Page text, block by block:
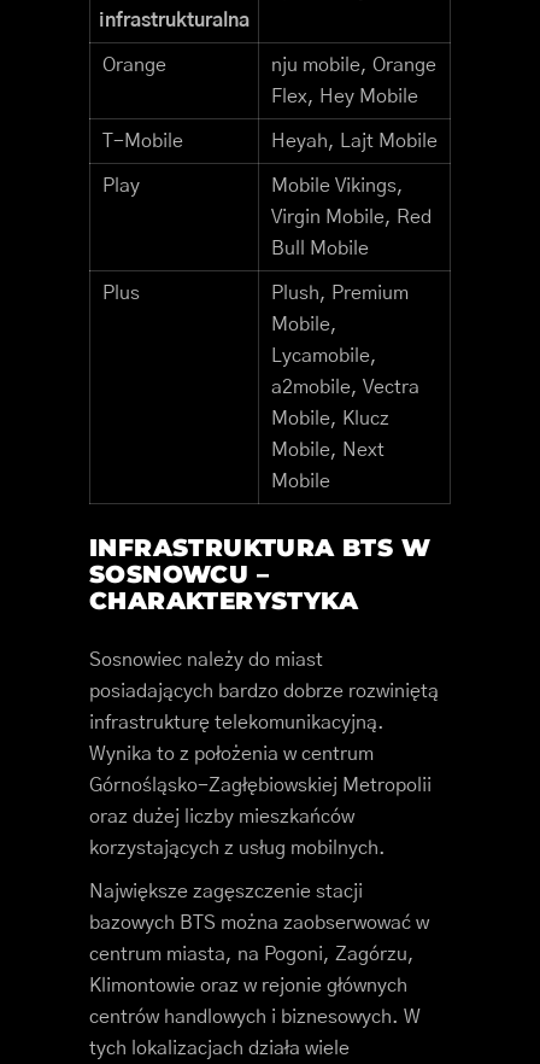
infrastrukturalna
Orange
nju mobile, Orange
Flex, Hey Mobile
T-Mobile Heyah, Lajt Mobile
Play
Mobile Vikings,
Virgin Mobile, Red
Bull Mobile
Plus
Plush, Premium
Mobile,
Lycamobile,
a2mobile, Vectra
Mobile, Klucz
Mobile, Next
Mobile
INFRASTRUKTURA BTS W
SOSNOWCU –
CHARAKTERYSTYKA
Sosnowiec należy do miast
posiadających bardzo dobrze rozwiniętą
infrastrukturę telekomunikacyjną.
Wynika to z położenia w centrum
Górnośląsko-Zagłębiowskiej Metropolii
oraz dużej liczby mieszkańców
korzystających z usług mobilnych.
Największe zagęszczenie stacji
bazowych BTS można zaobserwować w
centrum miasta, na Pogoni, Zagórzu,
Klimontowie oraz w rejonie głównych
centrów handlowych i biznesowych. W
tych lokalizacjach działa wiele